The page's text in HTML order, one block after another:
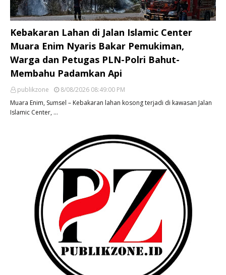
Kebakaran Lahan di Jalan Islamic Center
Muara Enim Nyaris Bakar Pemukiman,
Warga dan Petugas PLN-Polri Bahut-
Membahu Padamkan Api
publikzone
8/08/2026 08:49:00 PM
Muara Enim, Sumsel – Kebakaran lahan kosong terjadi di kawasan Jalan
Islamic Center, …